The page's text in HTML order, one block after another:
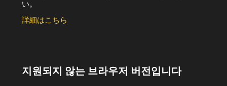
い。
詳細はこちら
지원되지 않는 브라우저 버전입니다